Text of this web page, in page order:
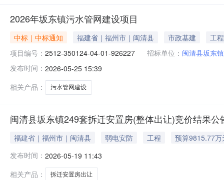
2026年坂东镇污水管网建设项目
中标｜中标通知 福建省｜福州市｜闽清县 市政基建
工程
项目编号： 2512-350124-04-01-926227 招标单位： 闽清县坂东
发布时间： 2026-05-25 15:39
相关产品：
污水管网建设
闽清县坂东镇249套拆迁安置房(整体出让)竞价结果公
福建省｜福州市｜闽清县 弱电安防 工程
预算9815.77万
发布时间： 2026-05-19 11:43
相关产品：
拆迁安置房出让